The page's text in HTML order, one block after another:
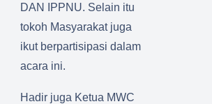
DAN IPPNU. Selain itu
tokoh Masyarakat juga
ikut berpartisipasi dalam
acara ini.
Hadir juga Ketua MWC